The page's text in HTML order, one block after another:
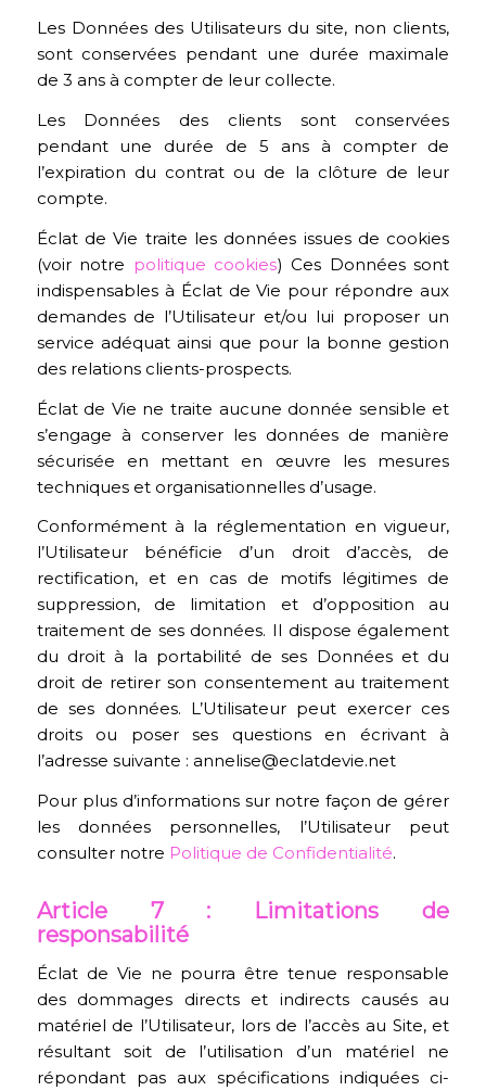
Les Données des Utilisateurs du site, non clients,
sont conservées pendant une durée maximale
de 3 ans à compter de leur collecte.
Les Données des clients sont conservées
pendant une durée de 5 ans à compter de
l’expiration du contrat ou de la clôture de leur
compte.
Éclat de Vie traite les données issues de cookies
(voir notre politique cookies) Ces Données sont
indispensables à Éclat de Vie pour répondre aux
demandes de l’Utilisateur et/ou lui proposer un
service adéquat ainsi que pour la bonne gestion
des relations clients-prospects.
Éclat de Vie ne traite aucune donnée sensible et
s’engage à conserver les données de manière
sécurisée en mettant en œuvre les mesures
techniques et organisationnelles d’usage.
Conformément à la réglementation en vigueur,
l’Utilisateur bénéficie d’un droit d’accès, de
rectification, et en cas de motifs légitimes de
suppression, de limitation et d’opposition au
traitement de ses données. Il dispose également
du droit à la portabilité de ses Données et du
droit de retirer son consentement au traitement
de ses données. L’Utilisateur peut exercer ces
droits ou poser ses questions en écrivant à
l’adresse suivante : annelise@eclatdevie.net
Pour plus d’informations sur notre façon de gérer
les données personnelles, l’Utilisateur peut
consulter notre Politique de Confidentialité.
Article 7 : Limitations de
responsabilité
Éclat de Vie ne pourra être tenue responsable
des dommages directs et indirects causés au
matériel de l’Utilisateur, lors de l’accès au Site, et
résultant soit de l’utilisation d’un matériel ne
répondant pas aux spécifications indiquées ci-